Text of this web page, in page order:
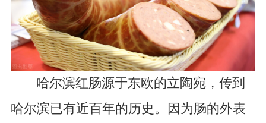
哈尔滨红肠源于东欧的立陶宛，传到
哈尔滨已有近百年的历史。因为肠的外表